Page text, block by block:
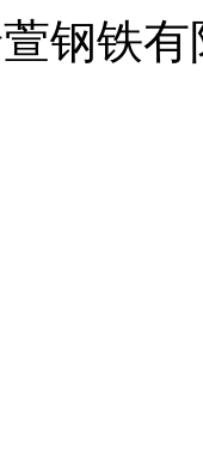
钢铁有